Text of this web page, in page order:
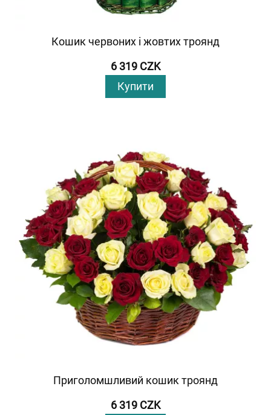
Кошик червоних і жовтих троянд
6 319 CZK
Купити
Приголомшливий кошик троянд
6 319 CZK